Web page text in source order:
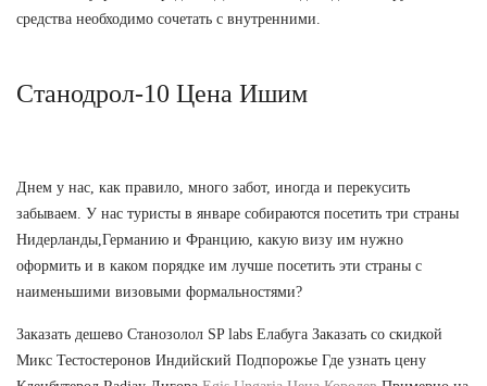
средства необходимо сочетать с внутренними.
Станодрол-10 Цена Ишим
Днем у нас, как правило, много забот, иногда и перекусить
забываем. У нас туристы в январе собираются посетить три страны
Нидерланды,Германию и Францию, какую визу им нужно
оформить и в каком порядке им лучше посетить эти страны с
наименьшими визовыми формальностями?
Заказать дешево Станозолол SP labs Елабуга Заказать со скидкой
Микс Тестостеронов Индийский Подпорожье Где узнать цену